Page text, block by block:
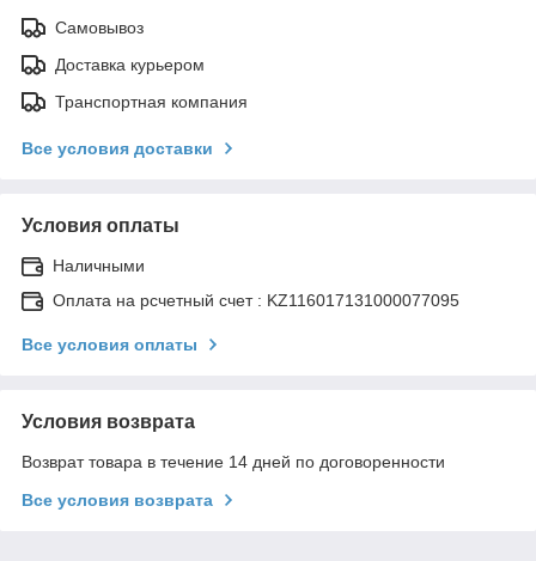
Самовывоз
Доставка курьером
Транспортная компания
Все условия доставки
Условия оплаты
Наличными
Оплата на рсчетный счет : KZ116017131000077095
Все условия оплаты
Условия возврата
Возврат товара в течение 14 дней по договоренности
Все условия возврата